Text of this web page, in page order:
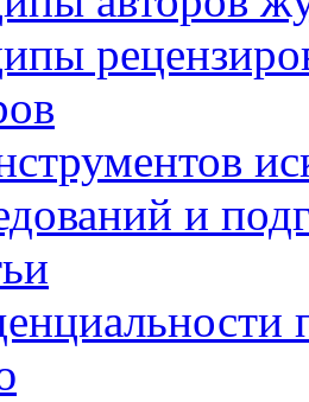
и